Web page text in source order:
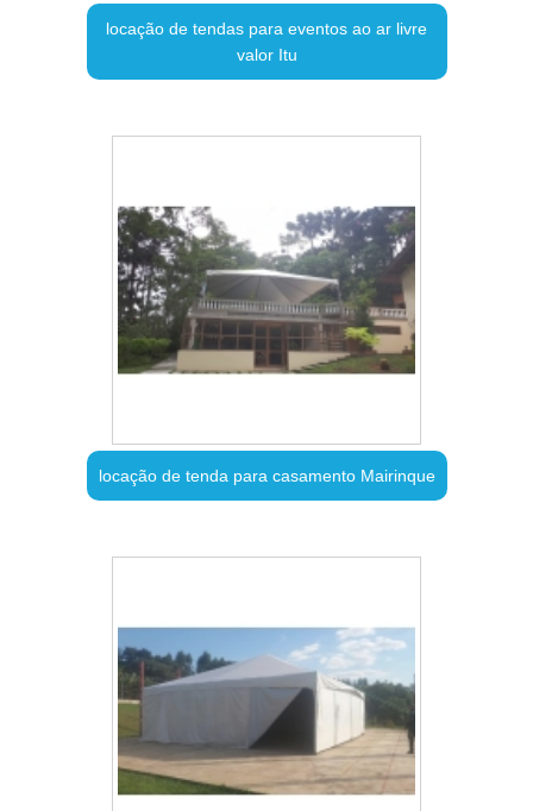
locação de tendas para eventos ao ar livre
valor Itu
locação de tenda para casamento Mairinque